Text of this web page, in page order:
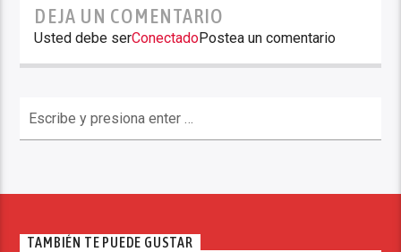
DEJA UN COMENTARIO
Usted debe serConectadoPostea un comentario
TAMBIÉN TE PUEDE GUSTAR